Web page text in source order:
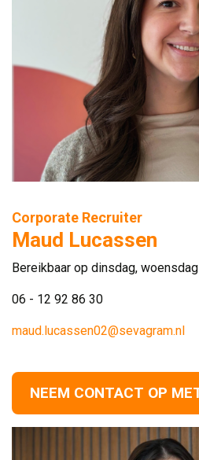
Corporate Recruiter
Maud Lucassen
Bereikbaar op dinsdag,
06 - 12 92 86 30
maud.lucassen02@sevagram.nl
NEEM CONTACT OP